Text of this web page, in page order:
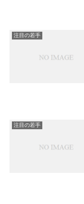
注目の若手
注目の若手